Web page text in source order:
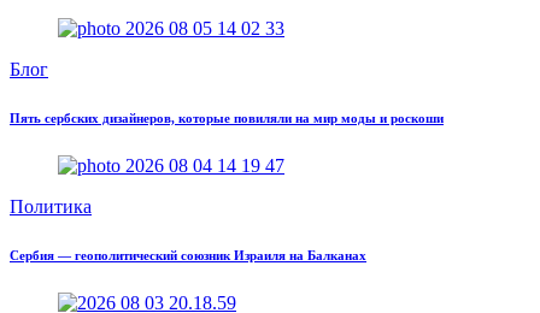
Блог
Пять сербских дизайнеров, которые повиляли на мир моды и роскоши
Политика
Сербия — геополитический союзник Израиля на Балканах